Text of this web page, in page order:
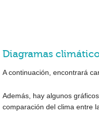
Diagramas
A continuación, encontrará
Además, hay algunos
comparación del clima entre